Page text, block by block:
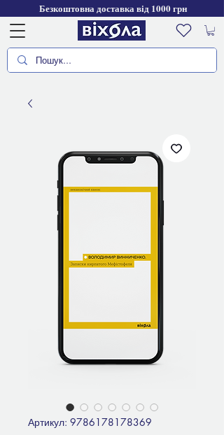
Безкоштовна доставка від 1000 грн
Артикул: 9786178178369